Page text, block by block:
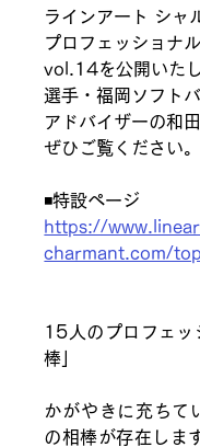
ラインアート シャ
プロフェッショナ
vol.14を公開いた
選手・福岡ソフト
アドバイザーの和
ぜひご覧ください。
◾️特設ページ
https://
charmant.com/
15人のプロフェッ
棒」
かがやきに充ちて
の相棒が存在しま